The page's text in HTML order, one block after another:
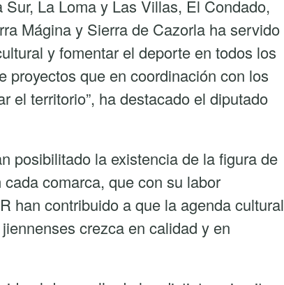
La Loma y Las Villas, El Condado,
Mágina y Sierra de Cazorla ha servido
y fomentar el deporte en todos los
proyectos que en coordinación con los
el territorio”, ha destacado el diputado
posibilitado la existencia de la figura de
comarca, que con su labor
han contribuido a que la agenda cultural
crezca en calidad y en